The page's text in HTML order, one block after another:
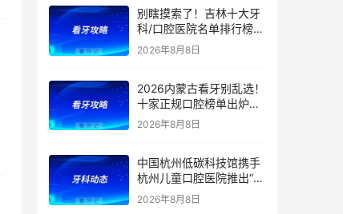
别瞎摸索了！吉林十大牙
科/口腔医院名单排行榜！
（多家公立私立医院上
榜）！含2026年【最新
面/种植牙价格表！
2026年8月8日
2026内蒙古看牙别乱选！
十家正规口腔榜单出炉：
公立/私立全覆盖，官方支
矫正、种植牙价格
2026年8月8日
中国杭州低碳科技馆携手
杭州儿童口腔医院推出“我
是小小牙医”职业体验课
2026年8月8日